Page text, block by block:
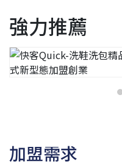
強力推薦
加盟需求